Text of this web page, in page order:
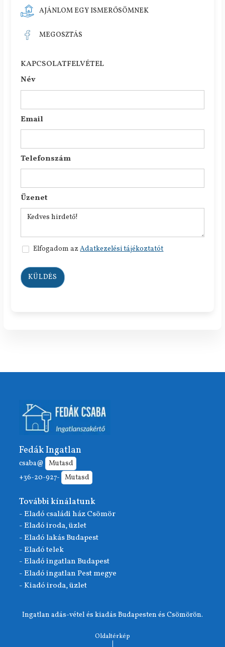
AJÁNLOM EGY ISMERŐSÖMNEK
MEGOSZTÁS
KAPCSOLATFELVÉTEL
Név
Email
Telefonszám
Üzenet
Elfogadom azAdatkezelési tájékoztatót
KÜLDÉS
Fedák Ingatlan
csaba@
Mutasd
+36-20-927- Mutasd
További kínálatunk
- Eladó családi ház Csömör
- Eladó iroda, üzlet
- Eladó lakás Budapest
- Eladó telek
- Eladó ingatlan Budapest
- Eladó ingatlan Pest megye
- Kiadó iroda, üzlet
Ingatlan adás-vétel és kiadás Budapesten és Csömörön.
Oldaltérkép